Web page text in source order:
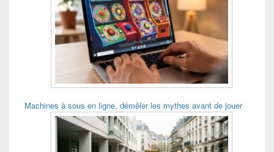
Machines à sous en ligne, démêler les mythes avant de jouer